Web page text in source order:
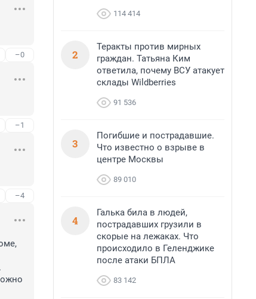
–0
–1
–4
114 414
2
Теракты против мирных
граждан. Татьяна Ким
ответила, почему ВСУ атакует
склады Wildberries
91 536
3
Погибшие и пострадавшие.
Что известно о взрыве в
центре Москвы
89 010
4
Галька била в людей,
пострадавших грузили в
скорые на лежаках. Что
происходило в Геленджике
после атаки БПЛА
83 142